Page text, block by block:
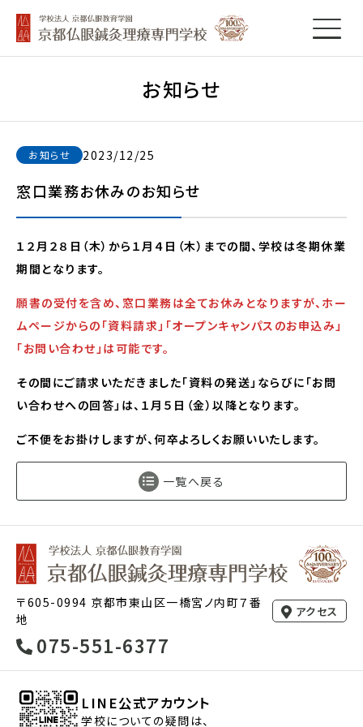
お知らせ
お知らせ 2023/12/25
窓口業務お休みのお知らせ
１２月２８日（木）から１月４日（木）までの間、学校は冬期休業
期間となります。
願書の受付を含め、窓口業務は全てお休みとなりますが、ホー
ムページからの「資料請求」「オープンキャンパスのお申込み」
「お問い合わせ」は可能です。
その間にご請求いただきました「資料の発送」ならびに「お問
い合わせへの回答」は、１月５日（金）以降となります。
ご不便をお掛けしますが、何卒よろしくお願いいたします。
一覧へ戻る
〒605-0994 京都市東山区一橋宮ノ内町７番
地
アクセス
075-551-6377
LINE公式アカウント
学校についての疑問は、